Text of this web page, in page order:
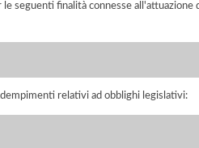
seguenti finalità connesse all'attuazione
relativi ad obblighi legislativi: